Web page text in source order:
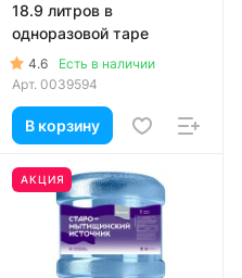
18.9 литров в
одноразовой таре
4.6
Есть в наличии
Арт. 0039594
В корзину
АКЦИЯ